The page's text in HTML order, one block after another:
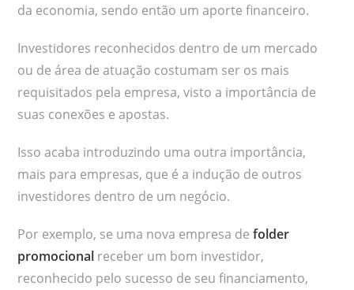
da economia, sendo então um aporte financeiro.
Investidores reconhecidos dentro de um mercado
ou de área de atuação costumam ser os mais
requisitados pela empresa, visto a importância de
suas conexões e apostas.
Isso acaba introduzindo uma outra importância,
mais para empresas, que é a indução de outros
investidores dentro de um negócio.
Por exemplo, se uma nova empresa defolder
promocional receber um bom investidor,
reconhecido pelo sucesso de seu financiamento,